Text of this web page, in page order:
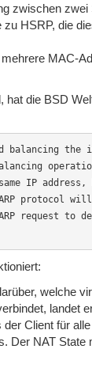
zwischen zwei
zu HSRP, die
MAC-
hat die BSD
the
IP
protocol
request to
welche
landet
Client für
Der NAT